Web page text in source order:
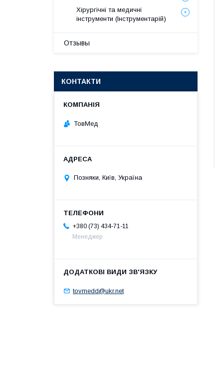
Хірургічні та медичні
інструменти (Інструментарій)
Отзывы
КОНТАКТИ
ТовМед
Позняки, Київ, Україна
+380 (73) 434-71-11
Менеджер
tovmedd@ukr.net